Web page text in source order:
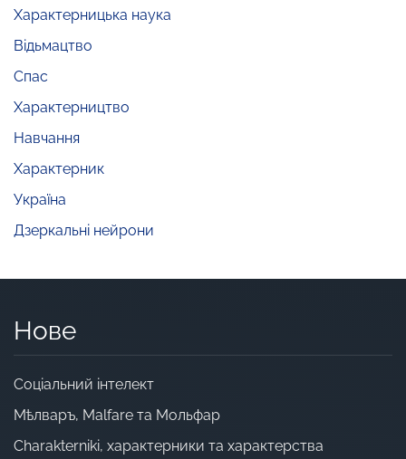
Характерницька наука
Відьмацтво
Спас
Характерництво
Навчання
Характерник
Україна
Дзеркальні нейрони
Нове
Cоціальний інтелект
Мѣлваръ, Malfare та Мольфар
Charakterniki, характерники та характерства